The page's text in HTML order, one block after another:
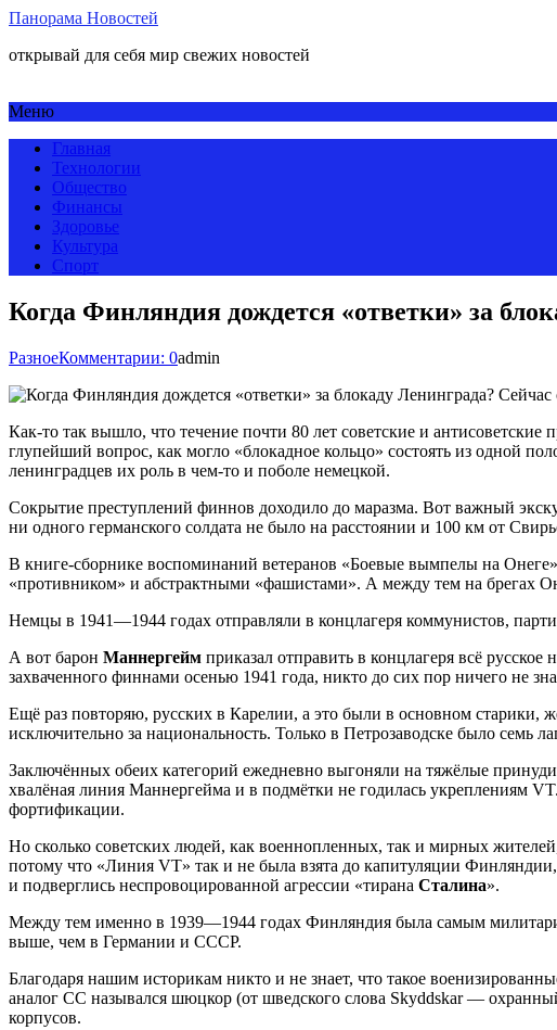
Панорама Новостей
открывай для себя мир свежих новостей
Меню
Главная
Технологии
Общество
Финансы
Здоровье
Культура
Спорт
Когда Финляндия дождется «ответки» за
РазноеКомментарии: 0admin
Как-то так вышло, что течение почти 80 лет советские и
глупейший вопрос, как могло «блокадное кольцо» состоять из одной
ленинградцев их роль в чем-то и поболе немецкой.
Сокрытие преступлений финнов доходило до маразма. Вот важный
ни одного германского солдата не было на расстоянии и 100 км от
В книге-сборнике воспоминаний ветеранов «Боевые вымпелы на
«противником» и абстрактными «фашистами». А между тем на брегах
Немцы в 1941—1944 годах отправляли в концлагеря коммунистов,
А вот барон Маннергейм приказал отправить в концлагеря всё
захваченного финнами осенью 1941 года, никто до сих пор ничего не
Ещё раз повторяю, русских в Карелии, а это были в основном
исключительно за национальность. Только в Петрозаводске было семь
Заключённых обеих категорий ежедневно выгоняли на тяжёлые
хвалёная линия Маннергейма и в подмётки не годилась укреплениям
фортификации.
Но сколько советских людей, как военнопленных, так и мирных
потому что «Линия VT» так и не была взята до капитуляции
и подверглись неспровоцированной агрессии «тирана Сталина».
Между тем именно в 1939—1944 годах Финляндия была самым
выше, чем в Германии и СССР.
Благодаря нашим историкам никто и не знает, что такое
аналог СС назывался шюцкор (от шведского слова Skyddskar —
корпусов.